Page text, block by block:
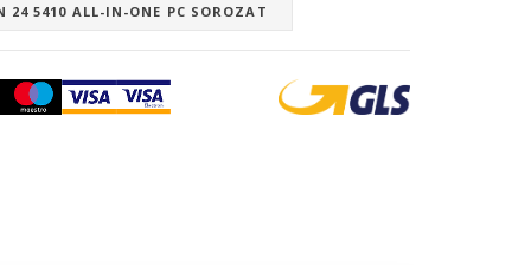
24 5410 ALL-IN-ONE PC SOROZAT